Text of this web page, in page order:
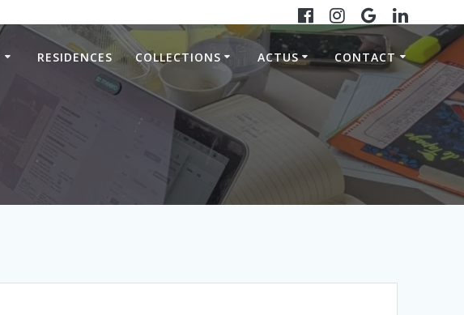
RESIDENCES COLLECTIONS ACTUS CONTACT